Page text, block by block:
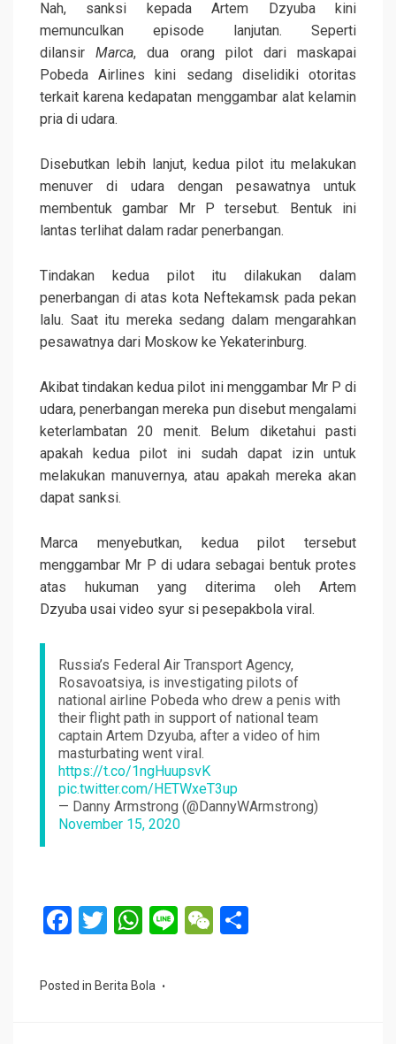
Nah, sanksi kepada Artem Dzyuba kini
memunculkan episode lanjutan. Seperti
dilansirMarca, dua orang pilot dari maskapai
Pobeda Airlines kini sedang diselidiki otoritas
terkait karena kedapatan menggambar alat kelamin
pria di udara.
Disebutkan lebih lanjut, kedua pilot itu melakukan
menuver di udara dengan pesawatnya untuk
membentuk gambar Mr P tersebut. Bentuk ini
lantas terlihat dalam radar penerbangan.
Tindakan kedua pilot itu dilakukan dalam
penerbangan di atas kota Neftekamsk pada pekan
lalu. Saat itu mereka sedang dalam mengarahkan
pesawatnya dari Moskow ke Yekaterinburg.
Akibat tindakan kedua pilot ini menggambar Mr P di
udara, penerbangan mereka pun disebut mengalami
keterlambatan 20 menit. Belum diketahui pasti
apakah kedua pilot ini sudah dapat izin untuk
melakukan manuvernya, atau apakah mereka akan
dapat sanksi.
Marca menyebutkan, kedua pilot tersebut
menggambar Mr P di udara sebagai bentuk protes
atas hukuman yang diterima oleh Artem
Dzyuba usai video syur si pesepakbola viral.
Russia’s Federal Air Transport Agency,
Rosavoatsiya, is investigating pilots of
national airline Pobeda who drew a penis with
their flight path in support of national team
captain Artem Dzyuba, after a video of him
masturbating went viral.
https://t.co/1ngHuupsvK
pic.twitter.com/HETWxeT3up
— Danny Armstrong (@DannyWArmstrong)
November 15, 2020
F
ce
T
tt
W
at
Li
W
Posted in Berita Bola